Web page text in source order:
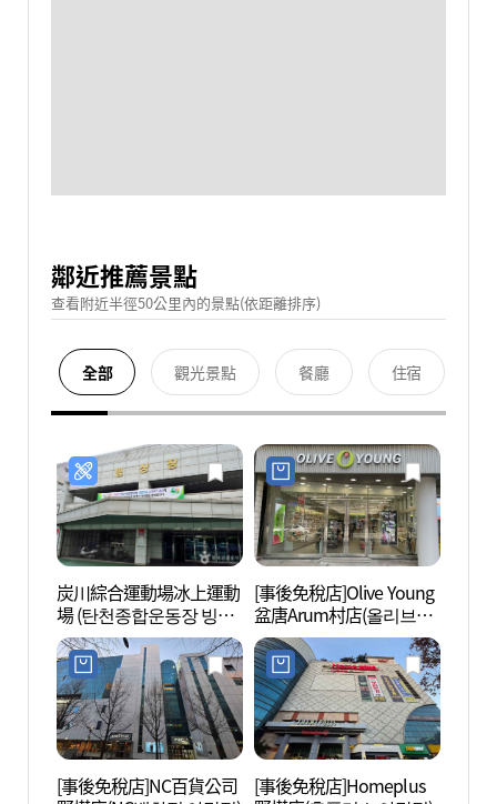
鄰近推薦景點
查看附近半徑50公里內的景點(依距離排序)
全部 觀光景點 餐廳 住宿
炭川綜合運動場冰上運動
場 (탄천종합운동장 빙상
장)
[事後免稅店]Olive Young
盆唐Arum村店(올리브영
분당아름마을점)
[事後免稅店]NC百貨公司
[事後免稅店]Homeplus